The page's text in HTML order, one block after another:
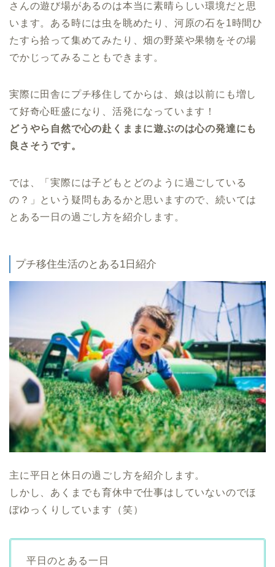
さんの遊び場があるのは本当に素晴らしい環境だと思
います。ある時には虫を眺めたり、河原の石を1時間ひ
たすら拾って集めてみたり、畑の野菜や果物をその場
でかじってみることもできます。
実際に田舎にプチ移住してからは、娘は以前にも増し
て好奇心旺盛になり、活発になっています！
どうやら自然で心の赴くままに遊ぶのは心の発達にも
良さそうです。
では、「実際には子どもとどのように過ごしている
の？」という疑問もあるかと思いますので、続いては
とある一日の過ごし方を紹介します。
プチ移住生活のとある1日紹介
主に平日と休日の過ごし方を紹介します。
しかし、あくまでも育休中で仕事はしていないのでほ
ぼゆっくりしています（笑）
平日のとある一日